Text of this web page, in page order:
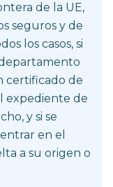
de la UE,
seguros y de
los casos, si
certificado de
expediente de
y si se
en el
a su origen o